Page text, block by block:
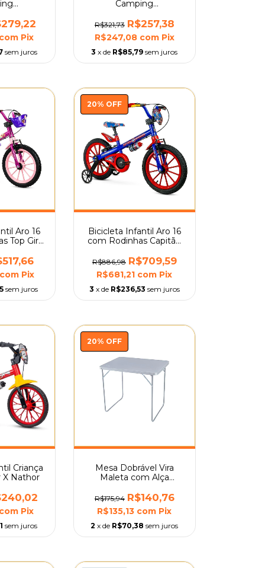
Pix
sem juros
Camping
Casal Mor
R$321,73 R$257,38
R$247,08 com Pix
3 x de R$85,79 sem juros
Aro 16
Top Girl
com Pix
sem juros
20% OFF
Bicicleta Infantil Aro 16
com Rodinhas Capitão
R$886,98 R$709,59
R$681,21 com Pix
3 x de R$236,53 sem juros
Criança
X Nathor
Pix
sem juros
20% OFF
Mesa Dobrável Vira
Maleta com Alça
Mor
R$175,94 R$140,76
R$135,13 com Pix
2 x de R$70,38 sem juros